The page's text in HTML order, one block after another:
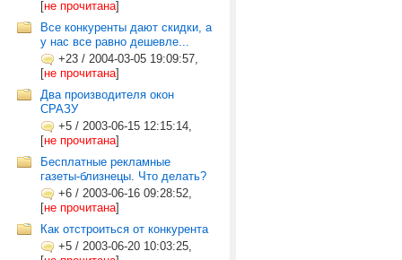
[не прочитана]
Все конкуренты дают скидки, а
у нас все равно дешевле...
+23 / 2004-03-05 19:09:57,
[не прочитана]
Два производителя окон
СРАЗУ
+5 / 2003-06-15 12:15:14,
[не прочитана]
Бесплатные рекламные
газеты-близнецы. Что делать?
+6 / 2003-06-16 09:28:52,
[не прочитана]
Как отстроиться от конкурента
+5 / 2003-06-20 10:03:25,